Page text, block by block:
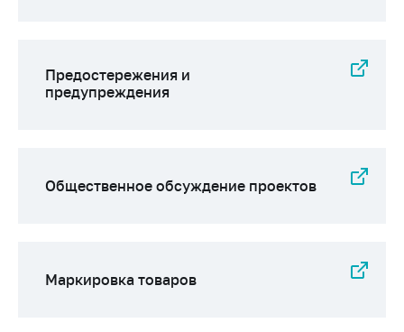
Горячая линия
Пресс-служба
орган
Ценообразование
Предостережения и
предупреждения
Общественное обсуждение проектов
Маркировка товаров